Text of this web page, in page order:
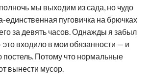
мы выходим из сада, но чудо
единственная пуговичка на брючках
за девять часов. Однажды я забыл
входило в мои обязанности — и
постель. Потому что нормальные
вынести мусор.